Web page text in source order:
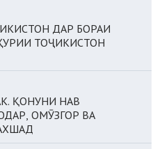
ДАР БОРАИ
ТОҶИКИСТОН
ҚОНУНИ НАВ
ОМӮЗГОР ВА